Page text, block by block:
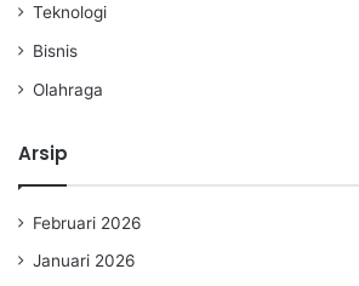
Teknologi
Bisnis
Olahraga
Arsip
Februari 2026
Januari 2026